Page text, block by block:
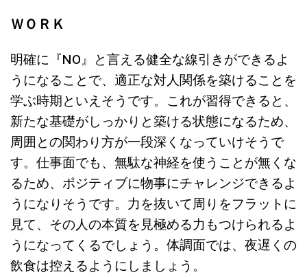
ＷＯＲＫ
明確に『NO』と言える健全な線引きができるよ
うになることで、 適正な対人関係を築けることを
学ぶ時期といえそうです。 これが習得できると、
新たな基礎がしっかりと築ける状態になるため、
周囲との関わり方が一段深くなっていけそうで
す。仕事面でも、 無駄な神経を使うことが無くな
るため、 ポジティブに物事にチャレンジできるよ
うになりそうです。 力を抜いて周りをフラットに
見て、 その人の本質を見極める力もつけられるよ
うになってくるでしょう 。体調面では、夜遅くの
飲食は控えるようにしましょう。